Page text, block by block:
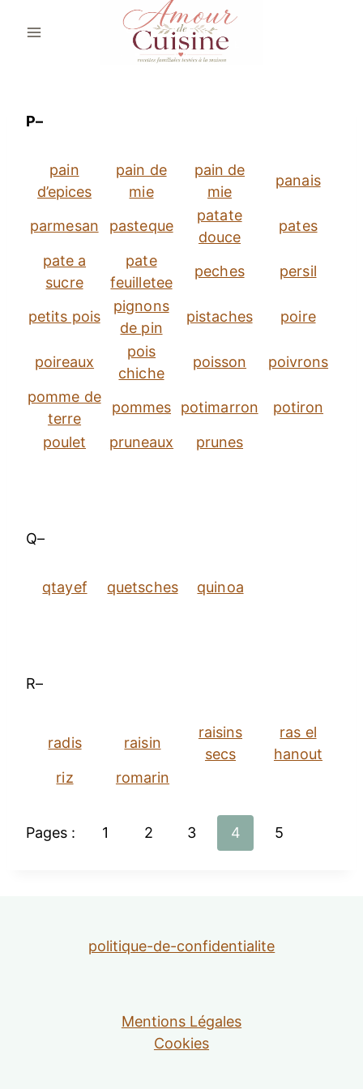
P–
pain
d’epices
pain de
mie
pain de
mie
panais
parmesan pasteque
patate
douce
pates
pate a
sucre
pate
feuilletee
peches persil
petits pois
pignons
de pin
pistaches poire
poireaux
pois
chiche
poisson poivrons
pomme de
terre
pommes potimarron potiron
poulet pruneaux prunes
Q–
qtayef quetsches quinoa
R–
radis raisin
raisins
secs
ras el
hanout
riz
romarin
Pages : 1 2 3 4 5
politique-de-confidentialite
Mentions Légales
Cookies